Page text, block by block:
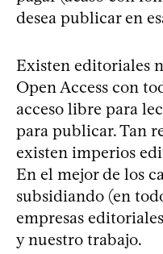
desea publicar en
Existen editoriales
Open Access con
acceso libre para
para publicar. Tan
existen imperios
En el mejor de los
subsidiando (en
empresas
y nuestro trabajo.